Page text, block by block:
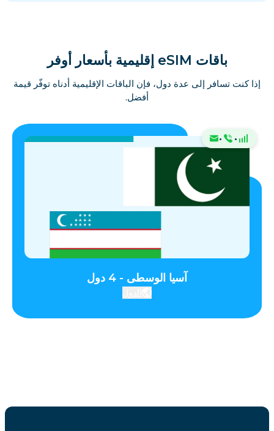
باقات eSIM إقليمية بأسعار أوفر
إذا كنت تسافر إلى عدة دول، فإن الباقات الإقليمية أدناه توفّر قيمة
أفضل.
·
·
آسيا الوسطى - 4 دول